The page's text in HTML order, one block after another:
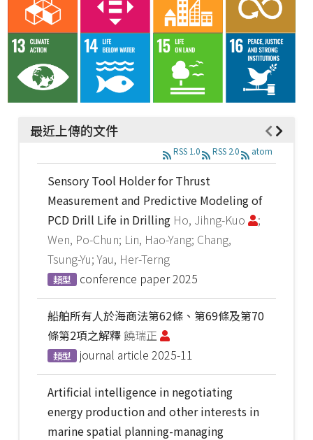
最近上傳的文件
RSS 1.0 RSS 2.0 atom
Sensory Tool Holder for Thrust
Measurement and Predictive Modeling of
PCD Drill Life in Drilling Ho, Jihng-Kuo
;
Wen, Po-Chun; Lin, Hao-Yang; Chang,
Tsung-Yu; Yau, Her-Terng
類型 conference paper2025
船舶所有人於海商法第62條、第69條及第70
條第2項之解釋饒瑞正
類型 journal article 2025-11
Artificial intelligence in negotiating
energy production and other interests in
marine spatial planning-managing